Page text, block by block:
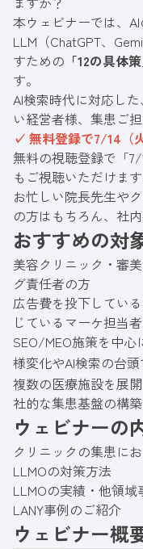
本ウェビナーでは、
LLM（ChatGPT、
すための 「12の具体策
す。
AI検索時代に対応し
い経営者様、集患ご
✓ 無料登録で7/14（
無料の視聴登録で「
もご視聴いただけます
お忙しい院長先生や
の方はもちろん、社
おすすめの対
美容クリニック・審
グ責任者の方
広告費を投下してい
じているマーケ担当
SEO/MEO施策を中心
様変化やAI検索の台
複数の医療施設を展
社的な集患基盤の構
ウェビナーの
クリニックの集患に
LLMOの対策方法
LLMOの実績・他領域
LANY事例のご紹介
ウェビナー概